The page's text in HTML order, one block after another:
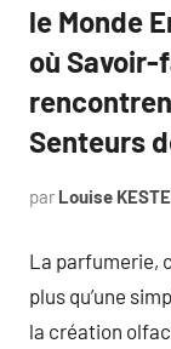
le Monde
où Savoir-
Senteurs
par Louise
La parfumerie,
plus qu’une
la création